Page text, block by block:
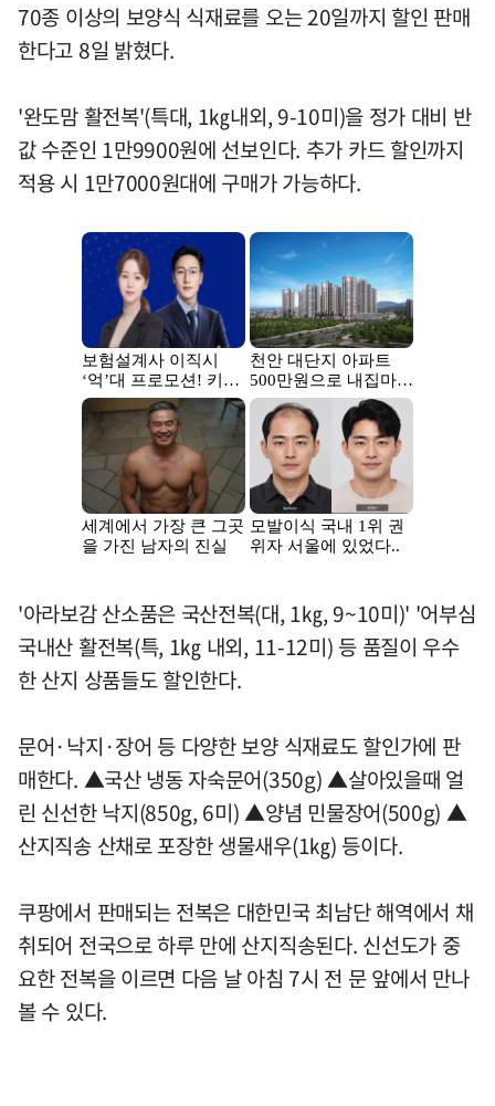
70종 이상의 보양식 식재료를 오는 20일까지 할인 판매
한다고 8일 밝혔다.
'완도맘 활전복'(특대, 1㎏내외, 9-10미)을 정가 대비 반
값 수준인 1만9900원에 선보인다. 추가 카드 할인까지
적용 시 1만7000원대에 구매가 가능하다.
'아라보감 산소품은 국산전복(대, 1㎏, 9~10미)' '어부심
국내산 활전복(특, 1㎏ 내외, 11-12미) 등 품질이 우수
한 산지 상품들도 할인한다.
문어·낙지·장어 등 다양한 보양 식재료도 할인가에 판
매한다. ▲국산 냉동 자숙문어(350g) ▲살아있을때 얼
린 신선한 낙지(850g, 6미) ▲양념 민물장어(500g) ▲
산지직송 산채로 포장한 생물새우(1㎏) 등이다.
쿠팡에서 판매되는 전복은 대한민국 최남단 해역에서 채
취되어 전국으로 하루 만에 산지직송된다. 신선도가 중
요한 전복을 이르면 다음 날 아침 7시 전 문 앞에서 만나
볼 수 있다.